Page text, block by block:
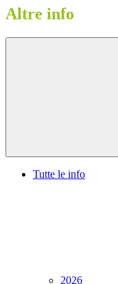
Altre info
Tutte le info
2026